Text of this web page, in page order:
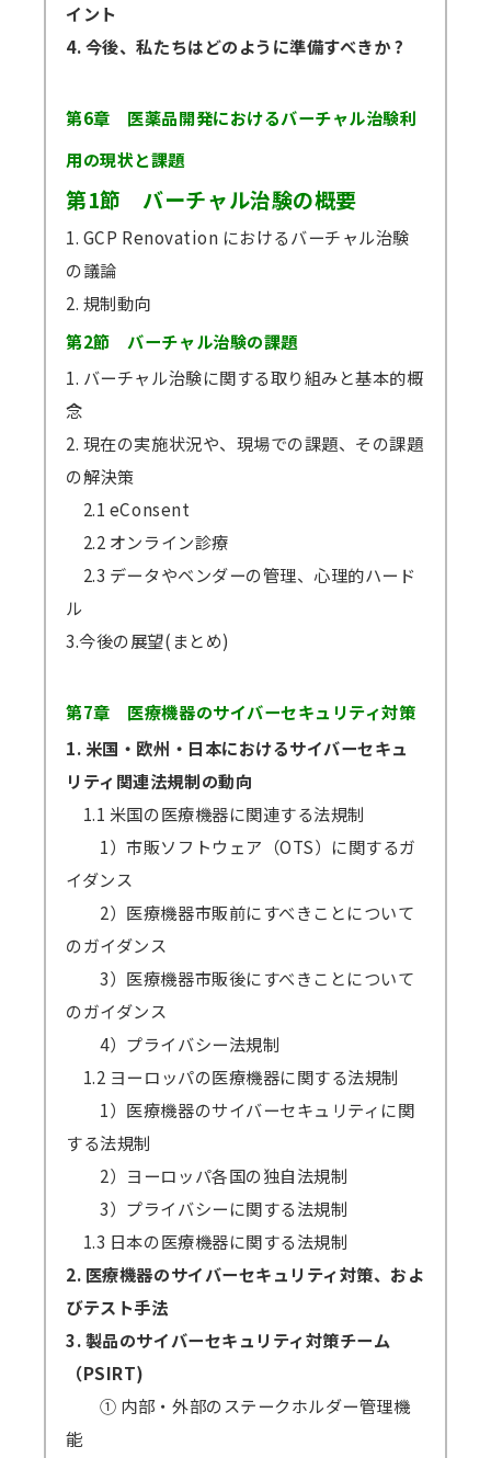
イント
4. 今後、私たちはどのように準備すべきか ?
第6章 医薬品開発におけるバーチャル治験利
用の現状と課題
第1節 バーチャル治験の概要
1. GCP Renovation におけるバーチャル治験
の議論
2. 規制動向
第2節 バーチャル治験の課題
1. バーチャル治験に関する取り組みと基本的概
念
2. 現在の実施状況や、現場での課題、その課題
の解決策
2.1 eConsent
2.2 オンライン診療
2.3 データやベンダーの管理、心理的ハード
ル
3.今後の展望(まとめ)
第7章 医療機器のサイバーセキュリティ対策
1. 米国・欧州・日本におけるサイバーセキュ
リティ関連法規制の動向
1.1 米国の医療機器に関連する法規制
1）市販ソフトウェア（OTS）に関するガ
イダンス
2）医療機器市販前にすべきことについて
のガイダンス
3）医療機器市販後にすべきことについて
のガイダンス
4）プライバシー法規制
1.2 ヨーロッパの医療機器に関する法規制
1）医療機器のサイバーセキュリティに関
する法規制
2）ヨーロッパ各国の独自法規制
3）プライバシーに関する法規制
1.3 日本の医療機器に関する法規制
2. 医療機器のサイバーセキュリティ対策、およ
びテスト手法
3. 製品のサイバーセキュリティ対策チーム
（PSIRT)
① 内部・外部のステークホルダー管理機
能